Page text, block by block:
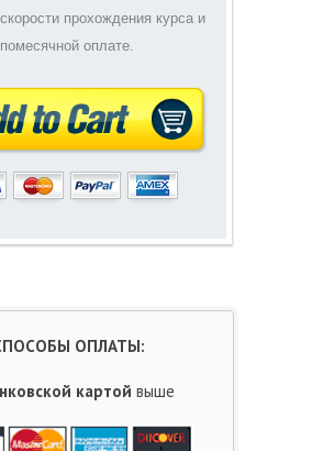
прохождения курса и
помесячной оплате.
ОПЛАТЫ:
картой выше